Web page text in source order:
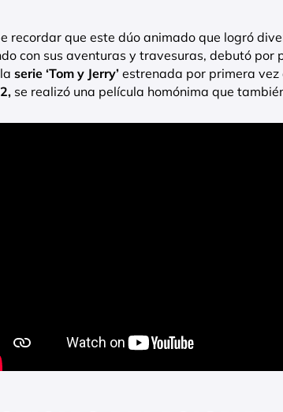
recordar que este dúo animado que logró
con sus aventuras y travesuras, debutó por
serie ‘Tom y Jerry’ estrenada por primera vez
se realizó una película homónima que